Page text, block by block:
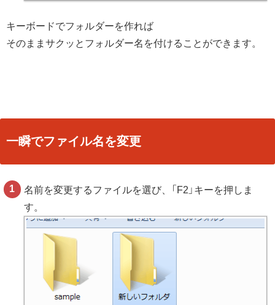
キーボードでフォルダーを作れば
そのままサクッとフォルダー名を付けることができます。
一瞬でファイル名を変更
名前を変更するファイルを選び、「F2」キーを押しま
す。